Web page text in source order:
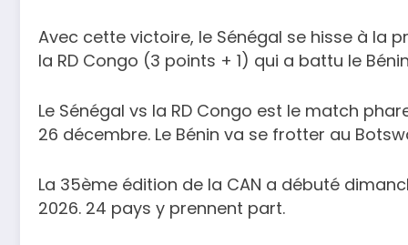
Avec cette victoire, le Sénégal se hisse à la
la RD Congo (3 points + 1) qui a battu le
Le Sénégal vs la RD Congo est le match
26 décembre. Le Bénin va se frotter au
La 35ème édition de la CAN a débuté
2026. 24 pays y prennent part.